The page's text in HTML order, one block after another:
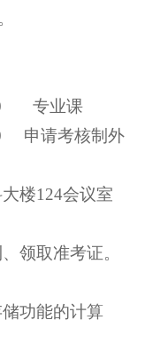
专业课
申请考核制外
楼124会议室
领取准考证。
功能的计算